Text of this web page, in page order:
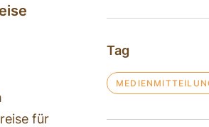
für
Tag